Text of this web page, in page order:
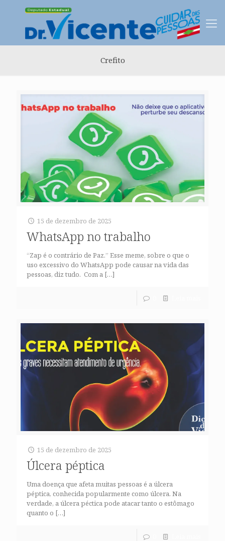
Crefito
15 de dezembro de 2025
WhatsApp no trabalho
“Zap é o contrário de Paz.” Esse meme, sobre o que o
uso excessivo do WhatsApp pode causar na vida das
pessoas, diz tudo. Com a […]
15 de dezembro de 2025
Úlcera péptica
Uma doença que afeta muitas pessoas é a úlcera
péptica, conhecida popularmente como úlcera. Na
verdade, a úlcera péctica pode atacar tanto o estômago
quanto o […]